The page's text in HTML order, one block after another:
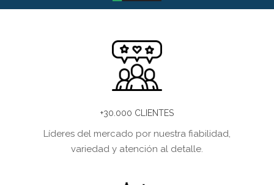
+30.000 CLIENTES
Líderes del mercado por nuestra fiabilidad,
variedad y atención al detalle.